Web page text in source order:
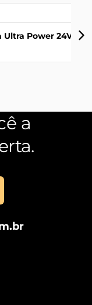
Ultra Power 24V
a